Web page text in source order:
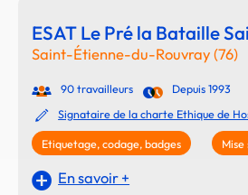
ESAT Le Pré la Bataille
Saint-Étienne-du-Rouvray (76)
90 travailleurs
Depuis 1993
Signataire de la charte Ethique de
Etiquetage, codage, badges Mise
En savoir +